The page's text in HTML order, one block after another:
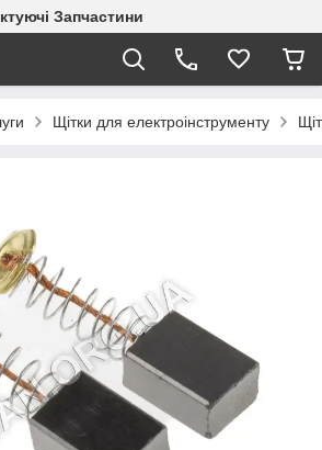
Запчастини
Щітки для електроінструменту